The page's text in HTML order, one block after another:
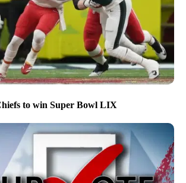
to win Super Bowl LIX